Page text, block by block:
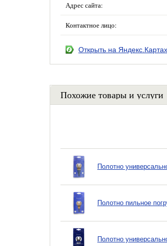
Адрес сайта:
Контактное лицо:
Открыть на Яндекс.Картах
Похожие товары и услуги
Полотно
Полотно пильное
Полотно